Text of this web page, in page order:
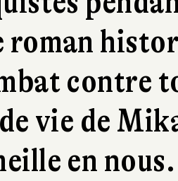
roman
contre
vie de
en nous.